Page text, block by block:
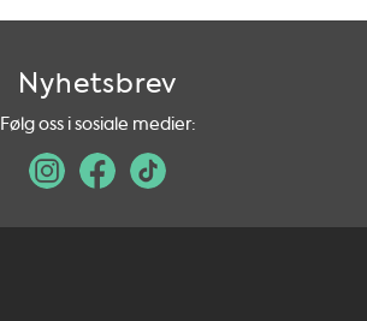
Nyhetsbrev
Følg oss i sosiale medier: